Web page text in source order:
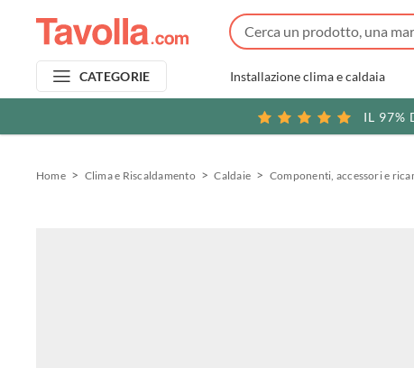
CATEGORIE Installazione clima e caldaia
IL 97%
Home Clima e Riscaldamento Caldaie Componenti, accessori e